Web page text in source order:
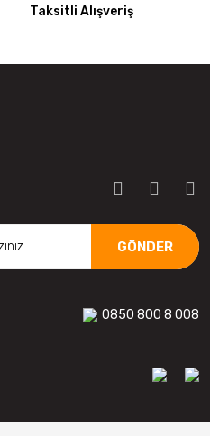
Taksitli Alışveriş
GÖNDER
0850 800 8 008